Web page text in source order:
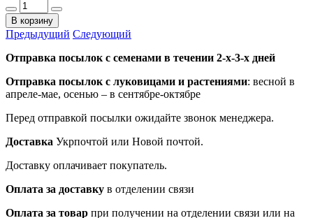
В корзину
Предыдущий Следующий
Отправка посылок с семенами в течении 2-х-3-х дней
Отправка посылок с луковицами и растениями: весной в
апреле-мае, осенью – в сентябре-октябре
Перед отправкой посылки ожидайте звонок менеджера.
Доставка Укрпочтой или Новой почтой.
Доставку оплачивает покупатель.
Оплата за доставку в отделении связи
Оплата за товар при получении на отделении связи или на